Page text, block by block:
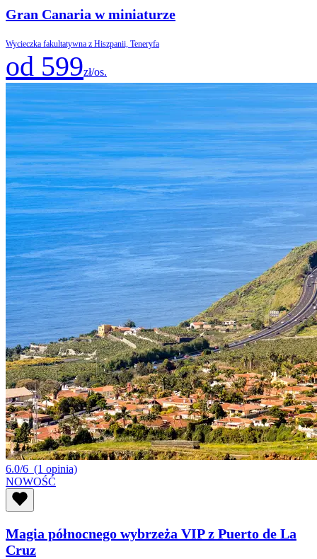
Gran Canaria w miniaturze
Wycieczka fakultatywna z Hiszpanii, Teneryfa
od 599zł/os.
6.0/6 (1 opinia)
NOWOŚĆ
Magia północnego wybrzeża VIP z Puerto de La
Cruz